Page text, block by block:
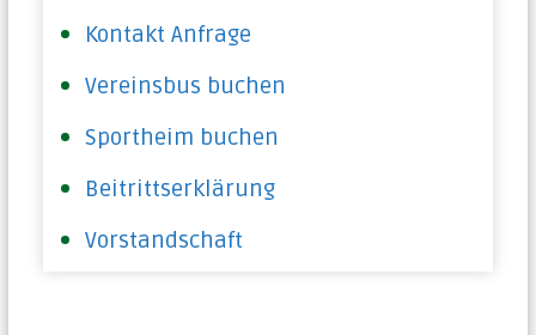
Kontakt Anfrage
Vereinsbus buchen
Sportheim buchen
Beitrittserklärung
Vorstandschaft